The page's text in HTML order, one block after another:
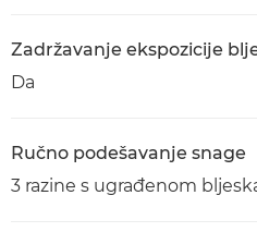
Zadržavanje ekspozicije
Da
Ručno podešavanje snage
3 razine s ugrađenom